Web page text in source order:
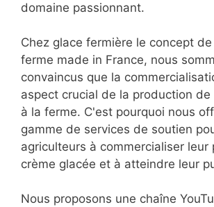
domaine passionnant.
Chez glace fermière le concept
ferme made in France, nous
convaincus que la
aspect crucial de la production de
à la ferme. C'est pourquoi nous
gamme de services de soutien
agriculteurs à commercialiser leur
crème glacée et à atteindre leur
Nous proposons une chaîne